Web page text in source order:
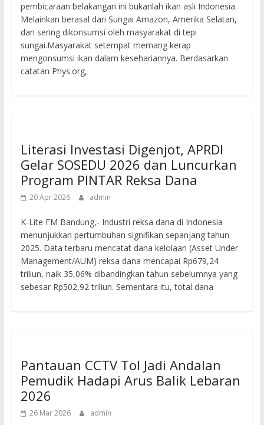
pembicaraan belakangan ini bukanlah ikan asli Indonesia.
Melainkan berasal dari Sungai Amazon, Amerika Selatan,
dan sering dikonsumsi oleh masyarakat di tepi
sungai.Masyarakat setempat memang kerap
mengonsumsi ikan dalam kesehariannya. Berdasarkan
catatan Phys.org,
Literasi Investasi Digenjot, APRDI
Gelar SOSEDU 2026 dan Luncurkan
Program PINTAR Reksa Dana
20 Apr 2026 admin
K-Lite FM Bandung,- Industri reksa dana di Indonesia
menunjukkan pertumbuhan signifikan sepanjang tahun
2025. Data terbaru mencatat dana kelolaan (Asset Under
Management/AUM) reksa dana mencapai Rp679,24
triliun, naik 35,06% dibandingkan tahun sebelumnya yang
sebesar Rp502,92 triliun. Sementara itu, total dana
Pantauan CCTV Tol Jadi Andalan
Pemudik Hadapi Arus Balik Lebaran
2026
26 Mar 2026 admin